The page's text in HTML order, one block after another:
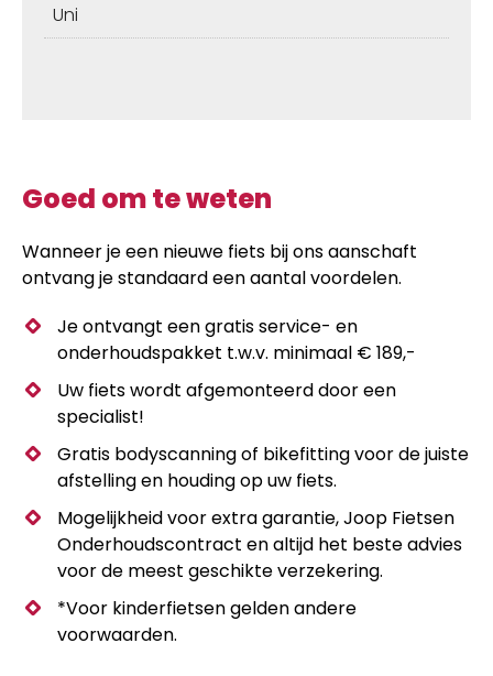
Uni
Goed om te weten
Wanneer je een nieuwe fiets bij ons aanschaft
ontvang je standaard een aantal voordelen.
Je ontvangt een gratis service- en
onderhoudspakket t.w.v. minimaal € 189,-
Uw fiets wordt afgemonteerd door een
specialist!
Gratis bodyscanning of bikefitting voor de juiste
afstelling en houding op uw fiets.
Mogelijkheid voor extra garantie, Joop Fietsen
Onderhoudscontract en altijd het beste advies
voor de meest geschikte verzekering.
*Voor kinderfietsen gelden andere
voorwaarden.